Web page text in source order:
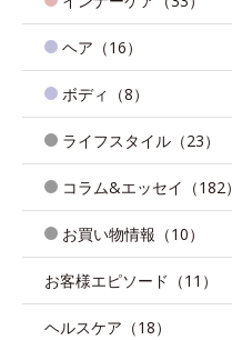
ヘア（16）
ボディ（8）
ライフスタイル（23）
コラム&エッセイ（182）
お買い物情報（10）
お客様エピソード（11）
ヘルスケア（18）